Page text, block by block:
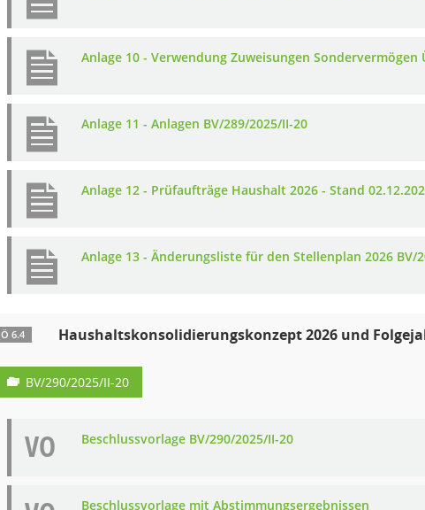
Anlage 10 - Verwendung Zuweisungen Sondervermögen
Anlage 11 - Anlagen BV/289/2025/II-20
Anlage 12 - Prüfaufträge Haushalt 2026 - Stand
Anlage 13 - Änderungsliste für den Stellenplan 2026 BV/
Ö 6.4 Haushaltskonsolidierungskonzept 2026 und
BV/290/2025/II-20
VO Beschlussvorlage BV/290/2025/II-20
Beschlussvorlage mit Abstimmungsergebnissen